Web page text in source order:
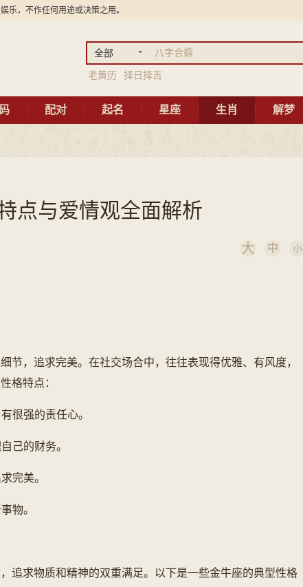
乐，不作任何用途或决策之用。
全部
老黄历
择日择吉
配对 起名 星座 生肖 解梦
点与爱情观全面解析
大 中 小
节，追求完美。在社交场合中，往往表现得优雅、有风度，
格特点：
很强的责任心。
己的财务。
完美。
物。
追求物质和精神的双重满足。以下是一些金牛座的典型性格